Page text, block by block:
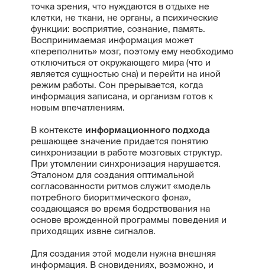
точка зрения, что нуждаются в отдыхе не
клетки, не ткани, не органы, а психические
функции: восприятие, сознание, память.
Воспринимаемая информация может
«переполнить» мозг, поэтому ему необходимо
отключиться от окружающего мира (что и
является сущностью сна) и перейти на иной
режим работы. Сон прерывается, когда
информация записана, и организм готов к
новым впечатлениям.
В контексте информационного подхода
решающее значение придается понятию
синхронизации в работе мозговых структур.
При утомлении синхронизация нарушается.
Эталоном для создания оптимальной
согласованности ритмов служит «модель
потребного биоритмического фона»,
создающаяся во время бодрствования на
основе врожденной программы поведения и
приходящих извне сигналов.
Для создания этой модели нужна внешняя
информация. В сновидениях, возможно, и